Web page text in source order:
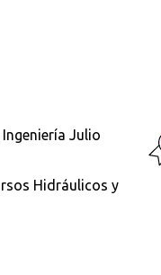
Julio
Hidráulicos y